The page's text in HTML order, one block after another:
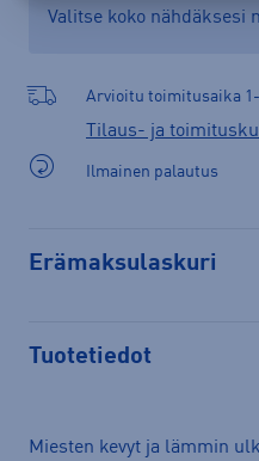
Valitse koko nähdäksesi
Arvioitu toimitusaika
Tilaus- ja
Ilmainen palautus
Erämaksulaskuri
Tuotetiedot
Miesten kevyt ja lämmin